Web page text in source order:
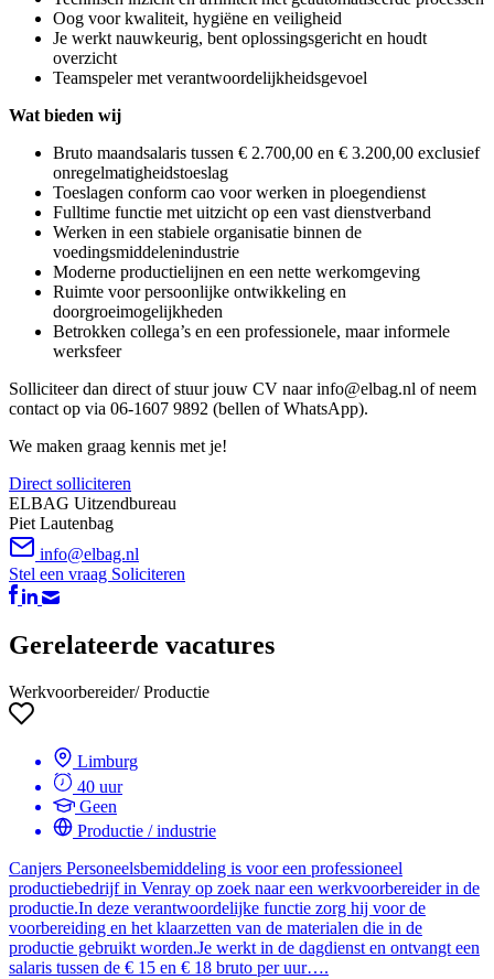
Oog voor kwaliteit, hygiëne en veiligheid
Je werkt nauwkeurig, bent oplossingsgericht en houdt
overzicht
Teamspeler met verantwoordelijkheidsgevoel
Wat bieden wij
Bruto maandsalaris tussen € 2.700,00 en € 3.200,00 exclusief
onregelmatigheidstoeslag
Toeslagen conform cao voor werken in ploegendienst
Fulltime functie met uitzicht op een vast dienstverband
Werken in een stabiele organisatie binnen de
voedingsmiddelenindustrie
Moderne productielijnen en een nette werkomgeving
Ruimte voor persoonlijke ontwikkeling en
doorgroeimogelijkheden
Betrokken collega’s en een professionele, maar informele
werksfeer
Solliciteer dan direct of stuur jouw CV naar info@elbag.nl of neem
contact op via 06-1607 9892 (bellen of WhatsApp).
We maken graag kennis met je!
Direct solliciteren
ELBAG Uitzendbureau
Piet Lautenbag
info@elbag.nl
Stel een vraag Soliciteren
Gerelateerde vacatures
Werkvoorbereider/ Productie
Limburg
40 uur
Geen
Productie / industrie
Canjers Personeelsbemiddeling is voor een professioneel
productiebedrijf in Venray op zoek naar een werkvoorbereider in de
productie.In deze verantwoordelijke functie zorg hij voor de
voorbereiding en het klaarzetten van de materialen die in de
productie gebruikt worden.Je werkt in de dagdienst en ontvangt een
salaris tussen de € 15 en € 18 bruto per uur….